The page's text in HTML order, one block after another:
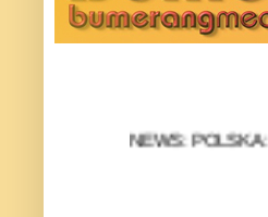
NEWS: POLSKA: